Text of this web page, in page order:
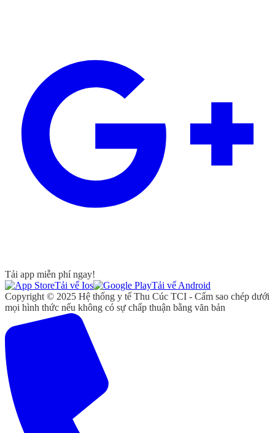
Tải app miễn phí ngay!
Tải vể Ios
Tải vể Android
Copyright © 2025 Hệ thống y tế Thu Cúc TCI - Cấm sao chép dưới
mọi hình thức nếu không có sự chấp thuận bằng văn bản